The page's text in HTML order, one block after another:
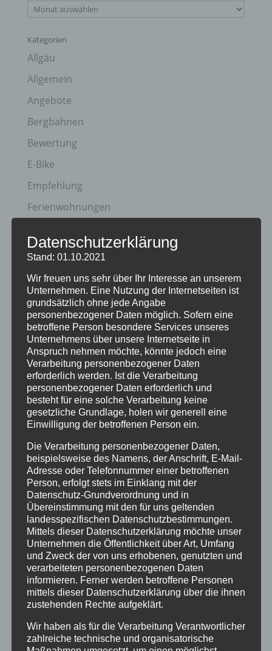
Blog
Kategorien
Allgäu
Allgemein
Angebote
Bergbahnen
Bewertung
E-Bike
Empfehlung
Ferienwohnungen
Gäste
Haus Partale
Info
Oberstdorf
Stellenangebot
Traveller Review Award
Urlaub
Veranstaltungstipp
Wintersport
Bei uns…
BERGBAHN UNLIMITED
Ausgezeichnet von KAYAK
Datenschutzerklärung
Stand: 01.10.2021
Wir freuen uns sehr über Ihr Interesse an unserem
Unternehmen. Eine Nutzung der Internetseiten ist
grundsätzlich ohne jede Angabe
personenbezogener Daten möglich. Sofern eine
betroffene Person besondere Services unseres
Unternehmens über unsere Internetseite in
Anspruch nehmen möchte, könnte jedoch eine
Verarbeitung personenbezogener Daten
erforderlich werden. Ist die Verarbeitung
personenbezogener Daten erforderlich und
besteht für eine solche Verarbeitung keine
gesetzliche Grundlage, holen wir generell eine
Einwilligung der betroffenen Person ein.
Die Verarbeitung personenbezogener Daten,
beispielsweise des Namens, der Anschrift, E-Mail-
Adresse oder Telefonnummer einer betroffenen
Person, erfolgt stets im Einklang mit der
Datenschutz-Grundverordnung und in
Übereinstimmung mit den für uns geltenden
landesspezifischen Datenschutzbestimmungen.
Mittels dieser Datenschutzerklärung möchte unser
Unternehmen die Öffentlichkeit über Art, Umfang
und Zweck der von uns erhobenen, genutzten und
verarbeiteten personenbezogenen Daten
informieren. Ferner werden betroffene Personen
mittels dieser Datenschutzerklärung über die ihnen
zustehenden Rechte aufgeklärt.
Wir haben als für die Verarbeitung Verantwortlicher
zahlreiche technische und organisatorische